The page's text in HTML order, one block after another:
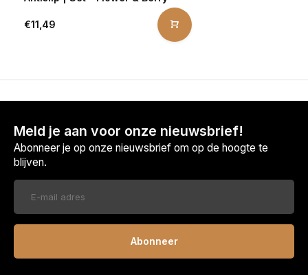
€11,49
Meld je aan voor onze nieuwsbrief!
Abonneer je op onze nieuwsbrief om op de hoogte te
blijven.
Abonneer